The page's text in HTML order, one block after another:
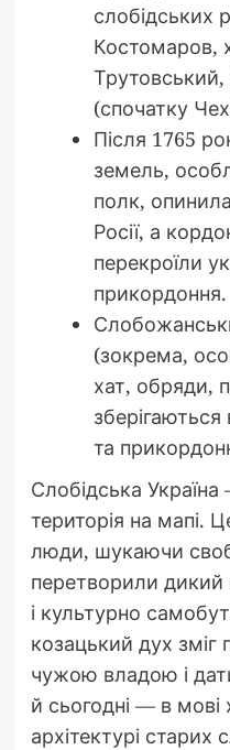
слобідських
Костомаров,
(спочатку
Після 1765
земель,
полк,
Росії, а
перекроїли
прикордоння.
(зокрема,
хат, обряди,
зберігаються
та
Слобідська
територія на мапі.
люди, шукаючи
перетворили дикий
і культурно
козацький дух зміг
чужою владою і
й сьогодні — в мові
архітектурі старих